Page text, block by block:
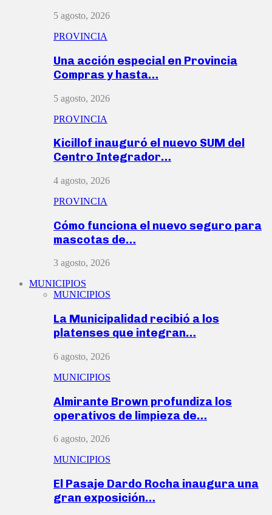
5 agosto, 2026
PROVINCIA
Una acción especial en Provincia
Compras y hasta…
5 agosto, 2026
PROVINCIA
Kicillof inauguró el nuevo SUM del
Centro Integrador…
4 agosto, 2026
PROVINCIA
Cómo funciona el nuevo seguro para
mascotas de…
3 agosto, 2026
MUNICIPIOS
MUNICIPIOS
La Municipalidad recibió a los
platenses que integran…
6 agosto, 2026
MUNICIPIOS
Almirante Brown profundiza los
operativos de limpieza de…
6 agosto, 2026
MUNICIPIOS
El Pasaje Dardo Rocha inaugura una
gran exposición…